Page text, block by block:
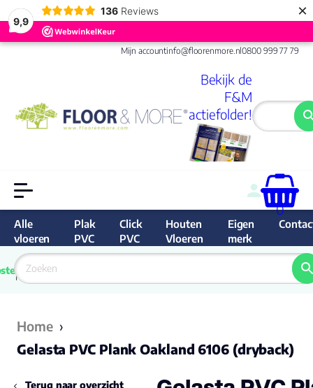
9,9
136 Reviews ×
Mijn accountinfo@floorenmore.nl0800 999 77 79
Bekijk de
F&M
actiefolder!
0
Alle
vloeren
Plak
PVC
Click
PVC
Houten
Vloeren
Eigen
merk
van
Nederland
9.6/10
Home ›
Gelasta PVC Plank Oakland 6106 (dryback)
Terug naar overzicht